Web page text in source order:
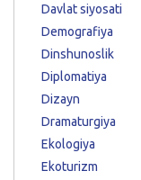
Davlat siyosati
Demografiya
Dinshunoslik
Diplomatiya
Dizayn
Dramaturgiya
Ekologiya
Ekoturizm